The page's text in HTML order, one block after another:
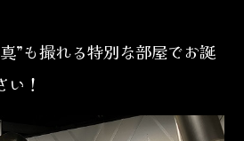
”も撮れる特別な部屋でお誕
！